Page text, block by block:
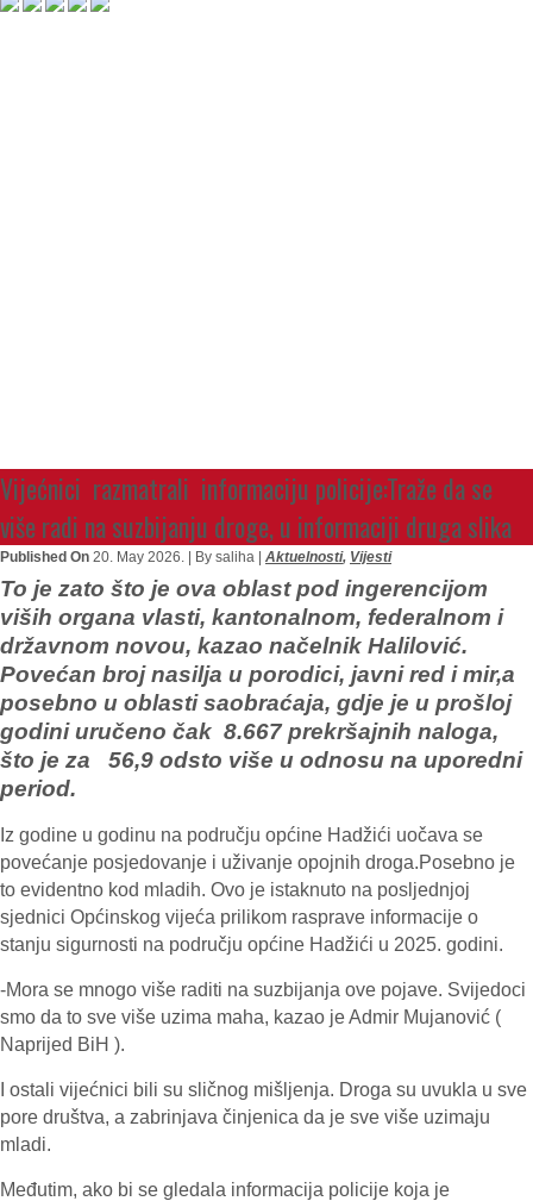
Vijećnici razmatrali informaciju policije:Traže da se
više radi na suzbijanju droge, u informaciji druga slika
Published On 20. May 2026. | By saliha | Aktuelnosti, Vijesti
To je zato što je ova oblast pod ingerencijom
viših organa vlasti, kantonalnom, federalnom i
državnom novou, kazao načelnik Halilović.
Povećan broj nasilja u porodici, javni red i mir,a
posebno u oblasti saobraćaja, gdje je u prošloj
godini uručeno čak 8.667 prekršajnih naloga,
što je za 56,9 odsto više u odnosu na uporedni
period.
Iz godine u godinu na području općine Hadžići uočava se
povećanje posjedovanje i uživanje opojnih droga.Posebno je
to evidentno kod mladih. Ovo je istaknuto na posljednjoj
sjednici Općinskog vijeća prilikom rasprave informacije o
stanju sigurnosti na području općine Hadžići u 2025. godini.
-Mora se mnogo više raditi na suzbijanja ove pojave. Svijedoci
smo da to sve više uzima maha, kazao je Admir Mujanović (
Naprijed BiH ).
I ostali vijećnici bili su sličnog mišljenja. Droga su uvukla u sve
pore društva, a zabrinjava činjenica da je sve više uzimaju
mladi.
Međutim, ako bi se gledala informacija policije koja je